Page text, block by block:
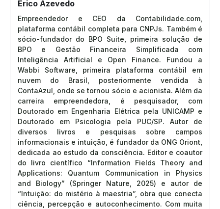
Erico Azevedo
Empreendedor e CEO da Contabilidade.com,
plataforma contábil completa para CNPJs. Também é
sócio-fundador do BPO Suite, primeira solução de
BPO e Gestão Financeira Simplificada com
Inteligência Artificial e Open Finance. Fundou a
Wabbi Software, primeira plataforma contábil em
nuvem do Brasil, posteriormente vendida à
ContaAzul, onde se tornou sócio e acionista. Além da
carreira empreendedora, é pesquisador, com
Doutorado em Engenharia Elétrica pela UNICAMP e
Doutorado em Psicologia pela PUC/SP. Autor de
diversos livros e pesquisas sobre campos
informacionais e intuição, é fundador da ONG Oriont,
dedicada ao estudo da consciência. Editor e coautor
do livro científico “Information Fields Theory and
Applications: Quantum Communication in Physics
and Biology” (Springer Nature, 2025) e autor de
“Intuição: do mistério à maestria”, obra que conecta
ciência, percepção e autoconhecimento. Com muita